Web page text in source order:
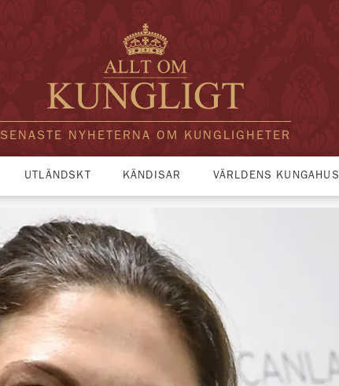
SENASTE NYHETERNA OM KUNGLIGHETER
UTLÄNDSKT KÄNDISAR VÄRLDENS KUNGAHUS